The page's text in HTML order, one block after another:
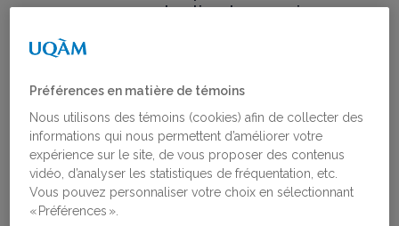
coconstruction des connaissances
Concours : Appui aux projets scientifiques et
Publications
Ligne du temps de l’histoire des femmes au
Québec
Activités
Bourses
Bourses
Lauréates des bourses
Préférences en matière de témoins
Nous utilisons des témoins (cookies) afin de collecter des
informations qui nous permettent d’améliorer votre
expérience sur le site, de vous proposer des contenus
vidéo, d’analyser les statistiques de fréquentation, etc.
Vous pouvez personnaliser votre choix en sélectionnant
« Préférences ».